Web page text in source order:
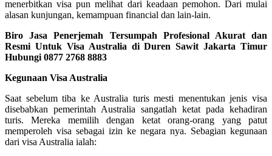
menerbitkan visa pun melihat dari keadaan pemohon. Dari mulai
alasan kunjungan, kemampuan financial dan lain-lain.
Biro Jasa Penerjemah Tersumpah Profesional Akurat dan
Resmi Untuk Visa Australia di Duren Sawit Jakarta Timur
Hubungi 0877 2768 8883
Kegunaan Visa Australia
Saat sebelum tiba ke Australia turis mesti menentukan jenis visa
disebabkan pemerintah Australia sangatlah ketat pada kehadiran
turis. Mereka memilih dengan ketat orang-orang yang patut
memperoleh visa sebagai izin ke negara nya. Sebagian kegunaan
dari visa Australia ialah: